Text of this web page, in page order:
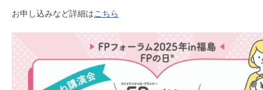
お申し込みなど詳細はこちら